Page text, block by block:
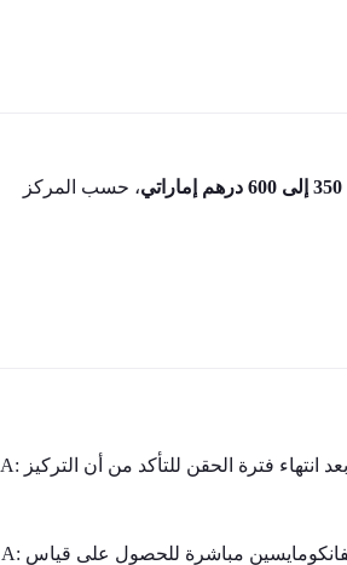
350 إلى 600 درهم إماراتي
، حسب المركز
A: مستوى الذروة هو أعلى تركيز للفانكومايسين في الدم، ويُقاس عادة بعد انتهاء فترة الحقن للتأكد من أن التركيز
A: لا حاجة للتحضير الخاص. يوصى عادةً بإجراء الاختبار بعد إتمام حقن الفانكومايسين مباشرة للحصول على قياس